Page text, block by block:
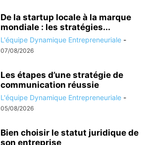
De la startup locale à la marque
mondiale : les stratégies...
L'équipe Dynamique Entrepreneuriale -
07/08/2026
Les étapes d’une stratégie de
communication réussie
L'équipe Dynamique Entrepreneuriale -
05/08/2026
Bien choisir le statut juridique de
son entreprise